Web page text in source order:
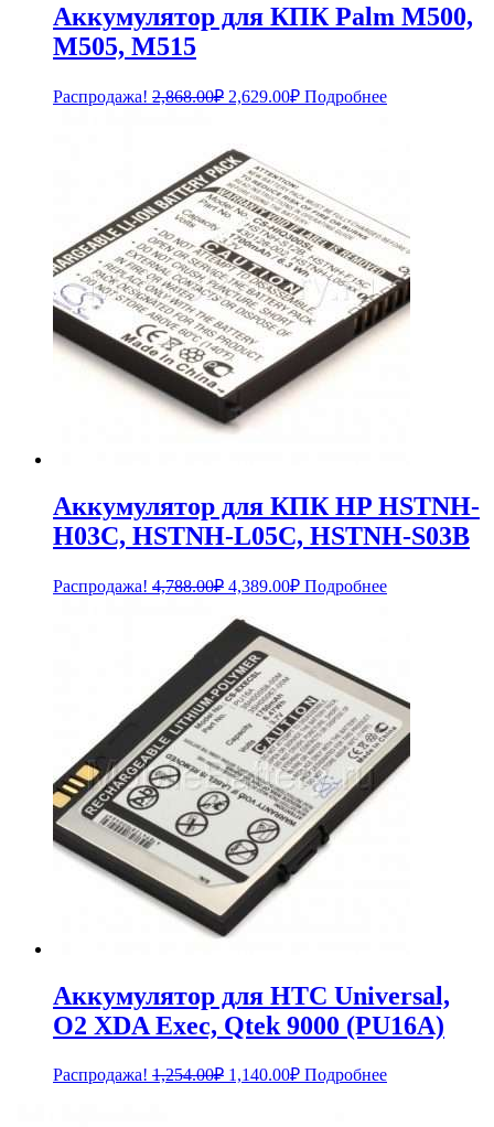
Аккумулятор для КПК Palm M500,
M505, M515
Распродажа! 2,868.00₽ Первоначальная
2,868.00₽.
2,629.00₽Текущая
цена:
Подробнее
Аккумулятор для КПК HP HSTNH-
H03C, HSTNH-L05C, HSTNH-S03B
Распродажа! 4,788.00₽ Первоначальная
составляла
4,788.00₽.
4,389.00₽Текущая
цена:
Подробнее
Аккумулятор для HTC Universal,
O2 XDA Exec, Qtek 9000 (PU16A)
Распродажа! 1,254.00₽ Первоначальная
1,140.00₽Текущая
Подробнее